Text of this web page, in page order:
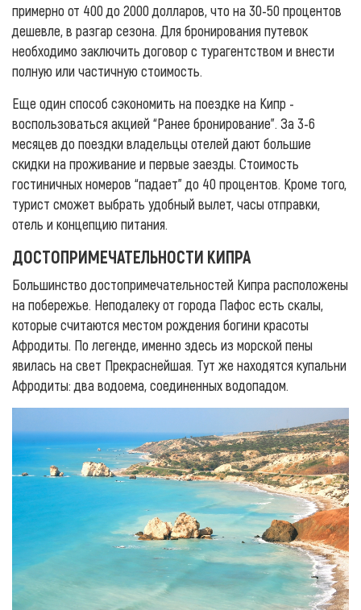
примерно от 400 до 2000 долларов, что на 30-50 процентов
дешевле, в разгар сезона. Для бронирования путевок
необходимо заключить договор с турагентством и внести
полную или частичную стоимость.
Еще один способ сэкономить на поездке на Кипр -
воспользоваться акцией “Ранее бронирование”. За 3-6
месяцев до поездки владельцы отелей дают большие
скидки на проживание и первые заезды. Стоимость
гостиничных номеров “падает” до 40 процентов. Кроме того,
турист сможет выбрать удобный вылет, часы отправки,
отель и концепцию питания.
ДОСТОПРИМЕЧАТЕЛЬНОСТИ КИПРА
Большинство достопримечательностей Кипра расположены
на побережье. Неподалеку от города Пафос есть скалы,
которые считаются местом рождения богини красоты
Афродиты. По легенде, именно здесь из морской пены
явилась на свет Прекраснейшая. Тут же находятся купальни
Афродиты: два водоема, соединенных водопадом.